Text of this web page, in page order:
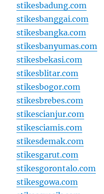
stikesbadung.com
stikesbanggai.com
stikesbangka.com
stikesbanyumas.com
stikesbekasi.com
stikesblitar.com
stikesbogor.com
stikesbrebes.com
stikescianjur.com
stikesciamis.com
stikesdemak.com
stikesgarut.com
stikesgorontalo.com
stikesgowa.com